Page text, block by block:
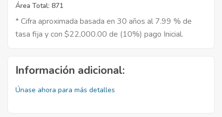
Área Total: 871
* Cifra aproximada basada en 30 años al 7.99 % de
tasa fija y con $22,000.00 de (10%) pago Inicial.
Información adicional:
Únase ahora para más detalles